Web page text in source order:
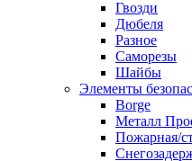
Гвозди
Дюбеля
Разное
Саморезы
Шайбы
Элементы
Borge
Металл
Пожарная/